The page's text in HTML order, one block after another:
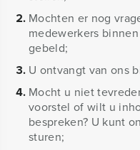
Mochten er nog
medewerkers
gebeld;
U ontvangt van ons
Mocht u niet
voorstel of wilt u
bespreken? U kunt
sturen;